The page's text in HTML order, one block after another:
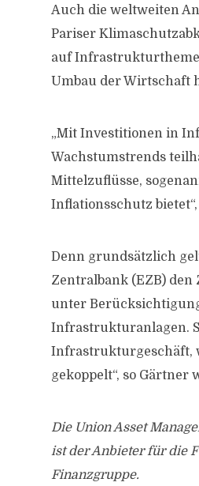
Auch die weltweiten
Pariser
auf
Umbau der Wirtschaft
„Mit Investitionen in
Wachstumstrends
Mittelzuflüsse,
Inflationsschutz
Denn grundsätzlich
Zentralbank (EZB) den
unter
Infrastrukturanlagen.
Infrastrukturgeschäft,
gekoppelt“, so Gärtner
Die Union Asset
ist der Anbieter für die
Finanzgruppe.